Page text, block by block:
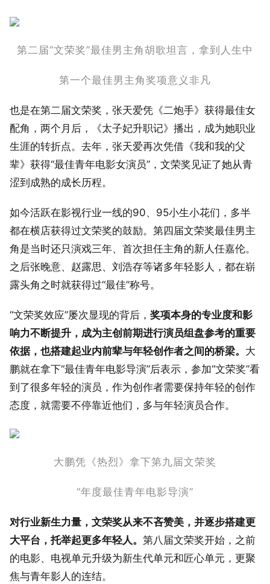
第二届“文荣奖”最佳男主角胡歌坦言，拿到人生中
第一个最佳男主角奖项意义非凡
也是在第二届文荣奖，张天爱凭《二炮手》获得最佳女
配角，两个月后，《太子妃升职记》播出，成为她职业
生涯的转折点。去年，张天爱再次凭借《我和我的父
辈》获得“最佳青年电影女演员”，文荣奖见证了她从青
涩到成熟的成长历程。
如今活跃在影视行业一线的90、95小生小花们，多半
都在横店获得过文荣奖的鼓励。第四届文荣奖最佳男主
角是当时还只演戏三年、首次担任主角的新人任嘉伦。
之后张晚意、赵露思、刘浩存等诸多年轻影人，都在崭
露头角之时就获得过“最佳”称号。
“文荣奖效应”屡次显现的背后， 奖项本身的专业度和影
响力不断提升，成为主创前期进行演员组盘参考的重要
依据，也搭建起业内前辈与年轻创作者之间的桥梁。 大
鹏就在拿下“最佳青年电影导演”后表示，参加“文荣奖”看
到了很多年轻的演员，作为创作者需要保持年轻的创作
态度，就需要不停靠近他们，多与年轻演员合作。
大鹏凭《热烈》拿下第九届文荣奖
“年度最佳青年电影导演”
对行业新生力量，文荣奖从来不吝赞美，并逐步搭建更
大平台，托举起更多年轻人。 第八届文荣奖开始，之前
的电影、电视单元升级为新生代单元和匠心单元，更聚
焦与青年影人的连结。